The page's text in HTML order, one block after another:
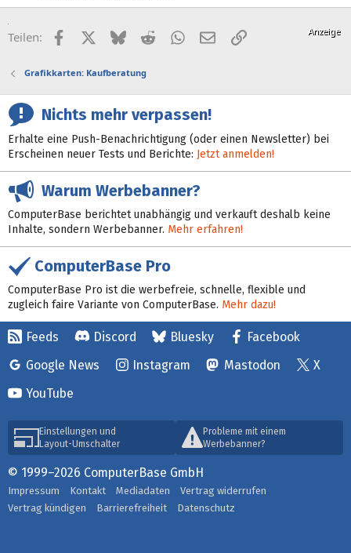
e
Teilen: FacebookX (Twitter)
BlueskyRedditWhatsApp
E-MailLink
Grafikkarten: Kaufberatung
Nichts mehr verpassen!
Erhalte eine Push-Benachrichtigung (oder einen Newsletter) bei
Erscheinen neuer Tests und Berichte: Jetzt anmelden!
Warum Werbebanner?
ComputerBase berichtet unabhängig und verkauft deshalb keine
Inhalte, sondern Werbebanner. Mehr erfahren!
ComputerBase Pro
ComputerBase Pro ist die werbefreie, schnelle, flexible und
zugleich faire Variante von ComputerBase. Mehr dazu!
Feeds Discord Bluesky
Facebook
Google News
Instagram Mastodon
X
YouTube
Einstellungen und
Layout-Umschalter
Probleme mit einem
Werbebanner?
© 1999–2026 ComputerBase GmbH
Impressum Kontakt Mediadaten
Vertrag widerrufen
Vertrag kündigen
Barrierefreiheit Datenschutz